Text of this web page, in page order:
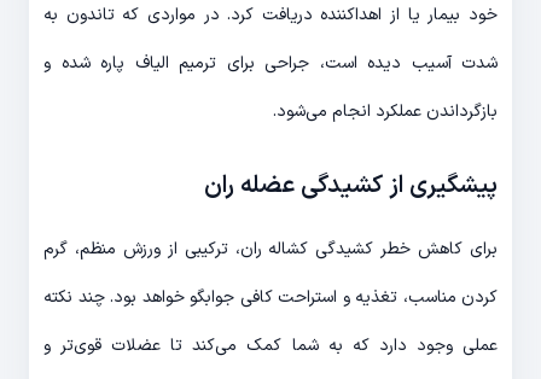
خود بیمار یا از اهداکننده دریافت کرد. در مواردی که تاندون به
شدت آسیب دیده است، جراحی برای ترمیم الیاف پاره شده و
بازگرداندن عملکرد انجام می‌شود.
پیشگیری از کشیدگی عضله ران
برای کاهش خطر کشیدگی کشاله ران، ترکیبی از ورزش منظم، گرم
کردن مناسب، تغذیه و استراحت کافی جوابگو خواهد بود. چند نکته
عملی وجود دارد که به شما کمک می‌کند تا عضلات قوی‌تر و